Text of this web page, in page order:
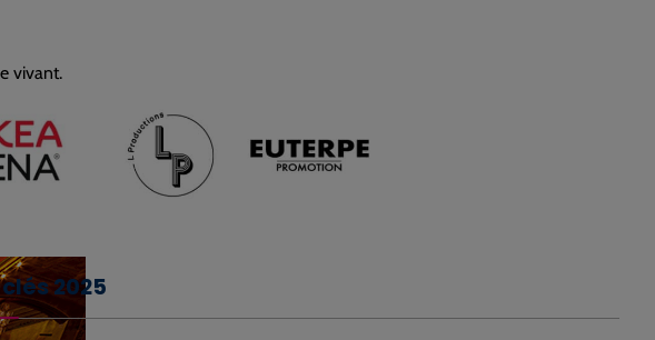
vivant.
2025